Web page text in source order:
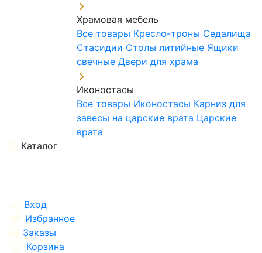
Храмовая мебель
Все товары Кресло-троны Седалища
Стасидии Столы литийные Ящики
свечные Двери для храма
Иконостасы
Все товары Иконостасы Карниз для
завесы на царские врата Царские
врата
Каталог
Вход
Избранное
Заказы
Корзина